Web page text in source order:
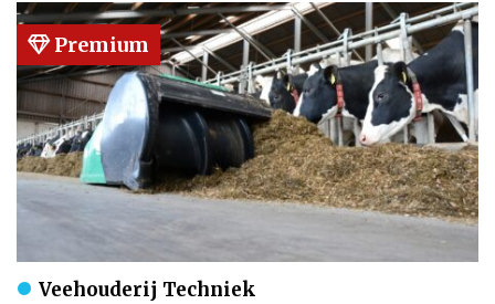
Premium
Veehouderij Techniek